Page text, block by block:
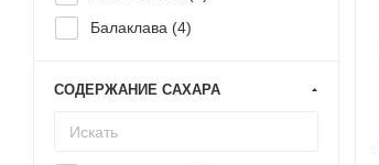
Балаклава (4)
СОДЕРЖАНИЕ САХАРА